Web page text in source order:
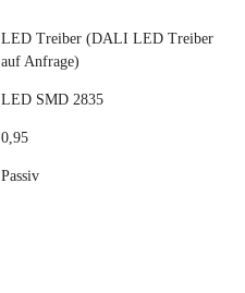
LED Treiber (DALI LED Treiber
auf Anfrage)
LED SMD 2835
0,95
Passiv